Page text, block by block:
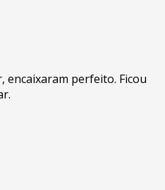
encaixaram perfeito. Ficou